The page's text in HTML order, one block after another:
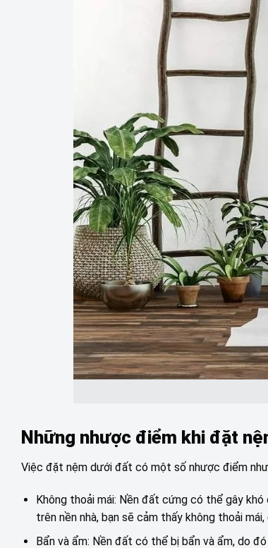
Những nhược điểm khi đặt
Việc đặt nệm dưới đất có một số nhược điểm
Không thoải mái: Nền đất cứng có thể gây
trên nền nhà, bạn sẽ cảm thấy không thoải
Bẩn và ẩm: Nền đất có thể bị bẩn và ẩm, do